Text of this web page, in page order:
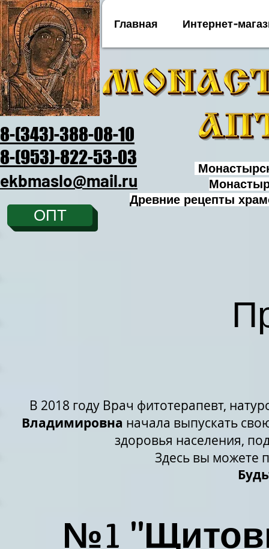
ОПТ
8-(343)-388-08-10
8-(953)-822-53-03
ekbmaslo@mail.ru
Главная Интернет-
Древние рецепты
В 2018 году Врач фитотерапевт,
Владимировна начала выпускать
здоровья населения,
Здесь вы можете
№1